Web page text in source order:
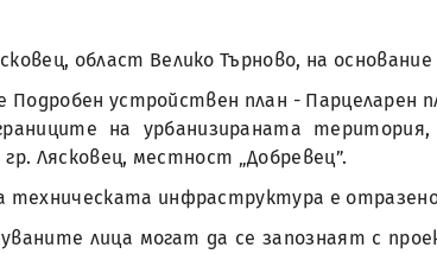
област Велико Търново, на
Подробен устройствен план - Парцеларен
на урбанизираната
Лясковец, местност „Добревец”.
техническата инфраструктура е
лица могат да се запознаят с